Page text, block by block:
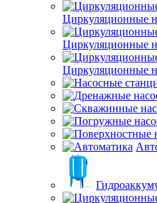
Циркуляционные
Циркуляционные
Циркуляционные